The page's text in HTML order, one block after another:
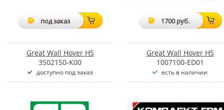
под заказ
Great Wall Hover H5
3502150-K00
доступно под заказ
1700 руб.
Great Wall Hover H5
1007100-ED01
есть в наличии